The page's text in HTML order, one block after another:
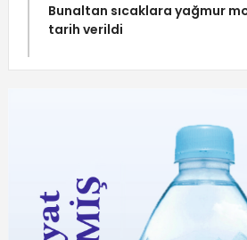
Bunaltan sıcaklara yağmur
tarih verildi